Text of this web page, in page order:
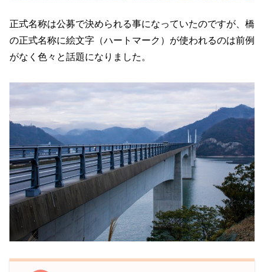
正式名称は公募で決められる事になっていたのですが、橋
の正式名称に絵文字（ハートマーク）が使われるのは前例
がなく色々と話題になりました。